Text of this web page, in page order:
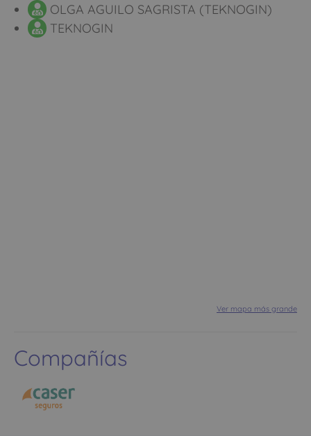
OLGA AGUILO SAGRISTA (TEKNOGIN)
TEKNOGIN
Ver mapa más grande
Compañías